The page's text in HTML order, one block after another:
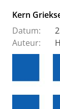
Kern
Datum:
Auteur: